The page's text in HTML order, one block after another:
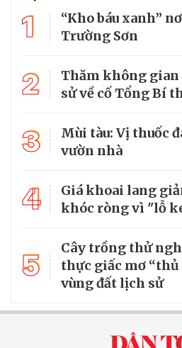
1
“Kho báu xanh”
Trường Sơn
2
Thăm không
sử về cố Tổng Bí
3
Mùi tàu: Vị thuốc
vườn nhà
4
Giá khoai lang
khóc ròng vì "lỗ
5
Cây trồng thử
thực giấc mơ “thủ
vùng đất lịch sử